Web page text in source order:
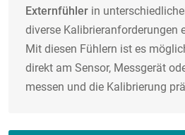
Externfühler in
diverse Kalibrieranforderungen
Mit diesen Fühlern ist es
direkt am Sensor, Messgerät
messen und die Kalibrierung